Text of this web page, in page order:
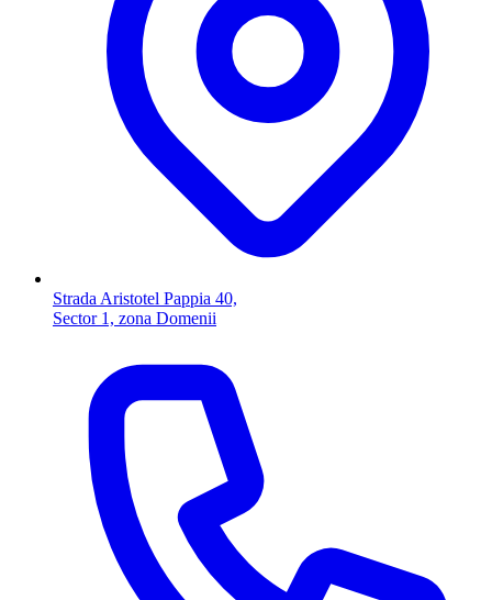
Strada Aristotel Pappia 40,
Sector 1, zona Domenii